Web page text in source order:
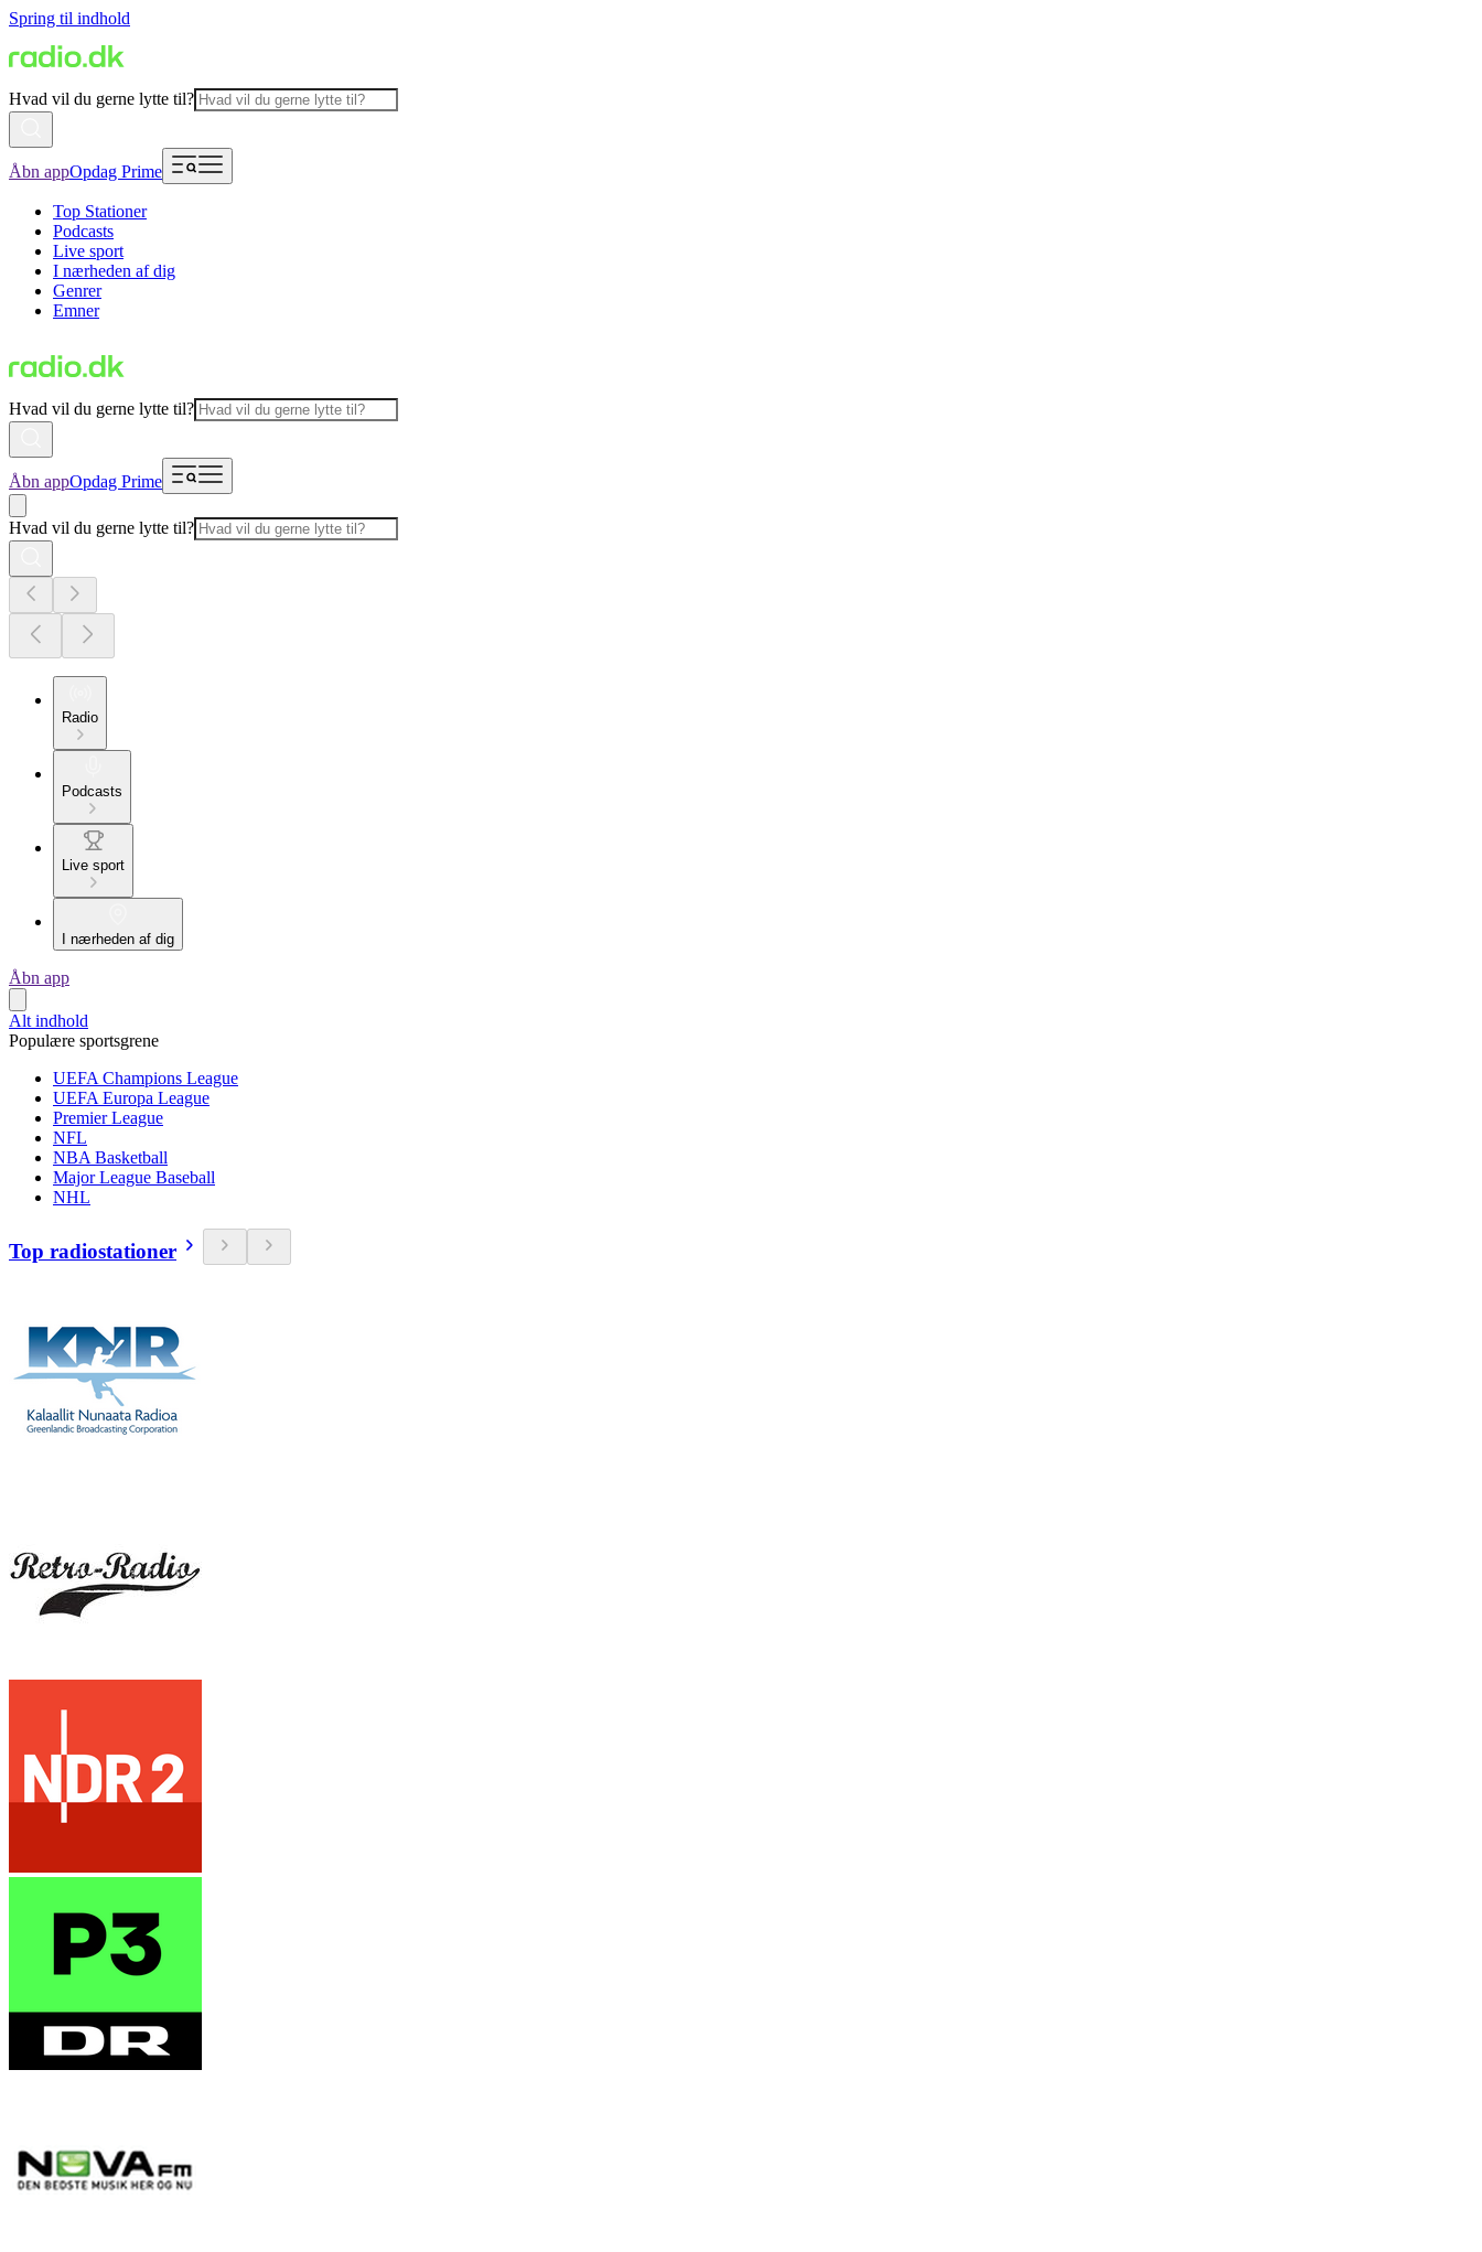
Spring til indhold
Hvad vil du gerne lytte til?
Åbn appOpdag Prime
Top Stationer
Podcasts
Live sport
I nærheden af dig
Genrer
Emner
Hvad vil du gerne lytte til?
Åbn appOpdag Prime
Hvad vil du gerne lytte til?
Radio
Podcasts
Live sport
I nærheden af dig
Åbn app
Alt indhold
Populære sportsgrene
UEFA Champions League
UEFA Europa League
Premier League
NFL
NBA Basketball
Major League Baseball
NHL
Top radiostationer